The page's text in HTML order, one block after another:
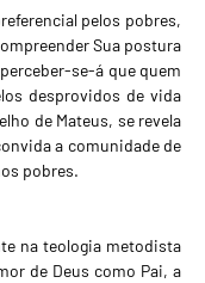
pelos pobres,
Sua postura
se-á que quem
desprovidos de vida
de Mateus, se revela
a comunidade de
pobres.
na teologia metodista
de Deus como Pai, a